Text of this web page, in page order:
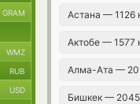
Астана —
Актобе —
Алма-Ата —
Бишкек —
GRAM
WMZ
RUB
USD